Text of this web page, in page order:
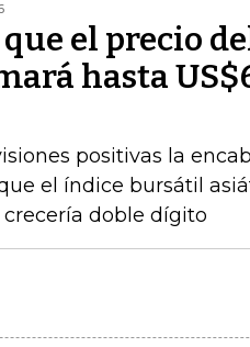
el precio
hasta
positivas la
el índice bursátil
doble dígito